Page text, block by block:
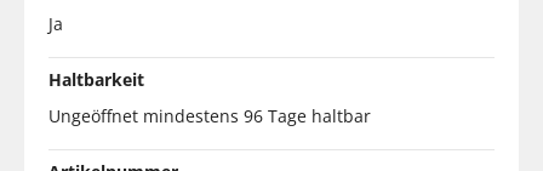
Ja
Haltbarkeit
Ungeöffnet mindestens 96 Tage haltbar